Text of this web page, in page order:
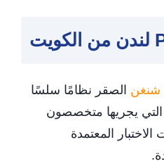
شنغنالصقر نظامًا سلسًا
التي يجريها متخصصون
المعتمدة